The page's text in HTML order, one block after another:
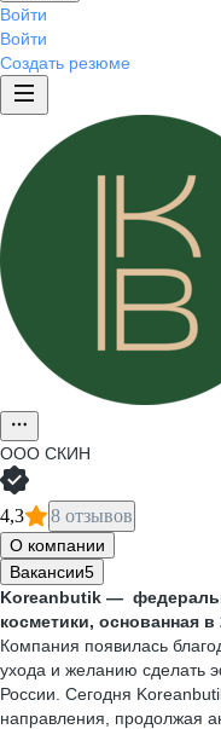
Войти
Войти
Создать резюме
ООО СКИН
4,3 8 отзывов
О компании
Вакансии5
Koreanbutik —
косметики, основанная в
Компания появилась
ухода и желанию сделать
России. Сегодня
направления, продолжая